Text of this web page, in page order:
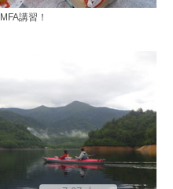
MFA講習！